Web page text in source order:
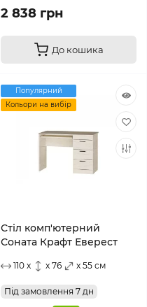
2 838 грн
До кошика
Популярний
Кольори на вибір
Стіл комп'ютерний
Соната Крафт Еверест
110 x x 76 x 55 см
Під замовлення 7 дн